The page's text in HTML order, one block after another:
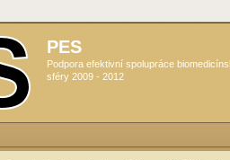
PES
Podpora efektivní spolupráce
sféry 2009 - 2012